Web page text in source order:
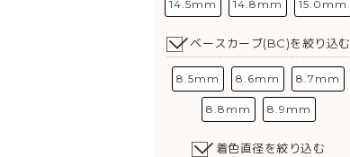
14.5mm 14.8mm 15.0mm
ベースカーブ(BC)を絞り込む
8.5mm 8.6mm 8.7mm
8.8mm 8.9mm
着色直径を絞り込む